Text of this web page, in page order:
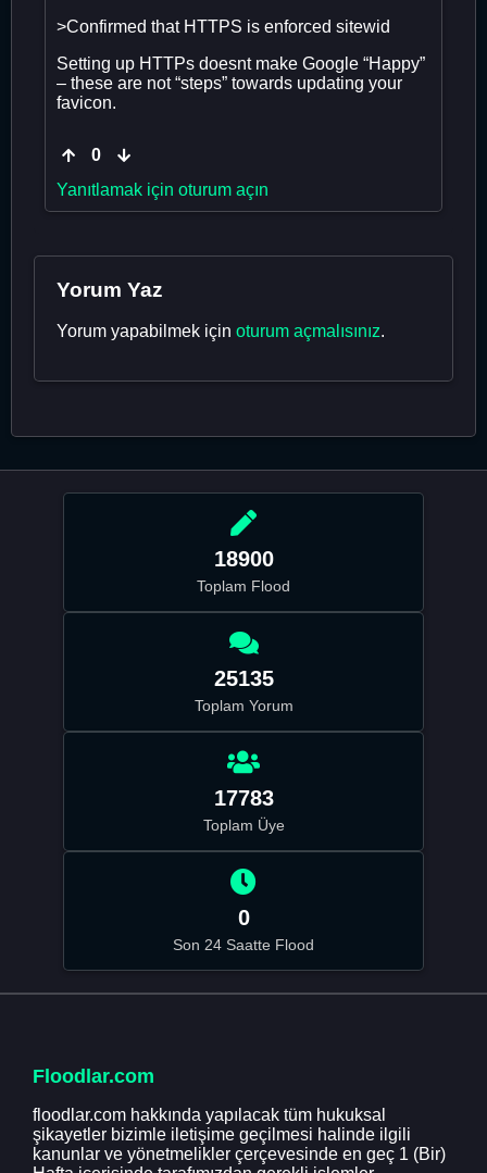
>Confirmed that HTTPS is enforced sitewid
Setting up HTTPs doesnt make Google “Happy”
– these are not “steps” towards updating your
favicon.
0
Yanıtlamak için oturum açın
Yorum Yaz
Yorum yapabilmek için oturum açmalısınız.
18900
Toplam Flood
25135
Toplam Yorum
17783
Toplam Üye
0
Son 24 Saatte Flood
Floodlar.com
floodlar.com hakkında yapılacak tüm hukuksal
şikayetler bizimle iletişime geçilmesi halinde ilgili
kanunlar ve yönetmelikler çerçevesinde en geç 1 (Bir)